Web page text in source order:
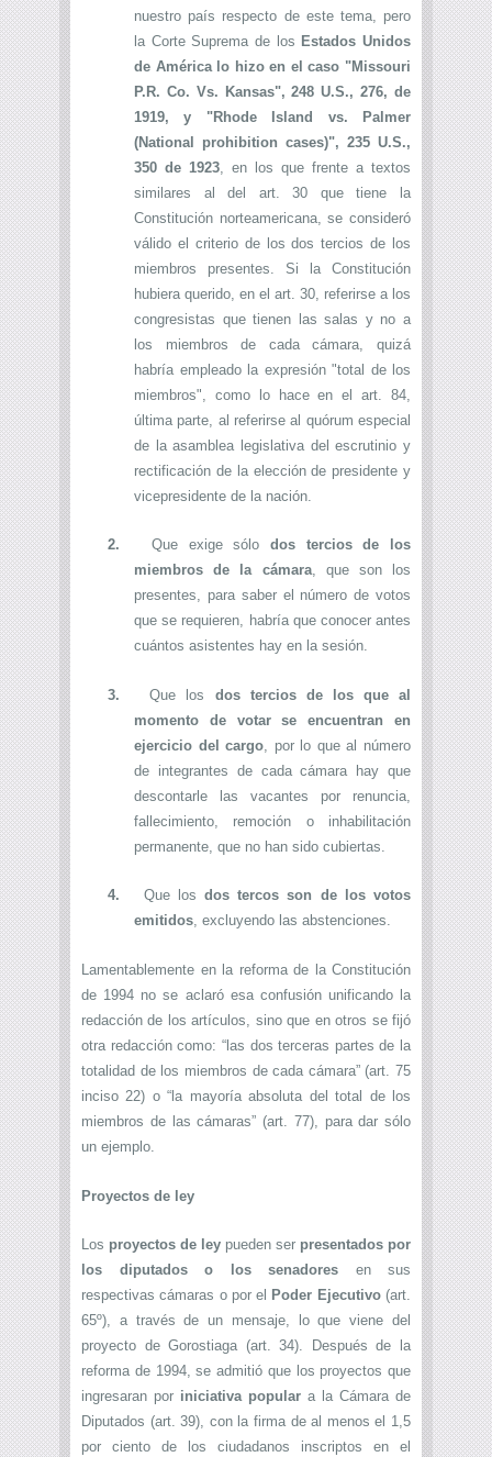
nuestro país respecto de este tema, pero
la Corte Suprema de los Estados Unidos
de América lo hizo en el caso "Missouri
P.R. Co. Vs. Kansas", 248 U.S., 276, de
1919, y "Rhode Island vs. Palmer
(National prohibition cases)", 235 U.S.,
350 de 1923 , en los que frente a textos
similares al del art. 30 que tiene la
Constitución norteamericana, se consideró
válido el criterio de los dos tercios de los
miembros presentes. Si la Constitución
hubiera querido, en el art. 30, referirse a los
congresistas que tienen las salas y no a
los miembros de cada cámara, quizá
habría empleado la expresión "total de los
miembros", como lo hace en el art. 84,
última parte, al referirse al quórum especial
de la asamblea legislativa del escrutinio y
rectificación de la elección de presidente y
vicepresidente de la nación.
2. Que exige sólo dos tercios de los
miembros de la cámara, que son los
presentes, para saber el número de votos
que se requieren, habría que conocer antes
cuántos asistentes hay en la sesión.
3. Que los dos tercios de los que al
momento de votar se encuentran en
ejercicio del cargo , por lo que al número
de integrantes de cada cámara hay que
descontarle las vacantes por renuncia,
fallecimiento, remoción o inhabilitación
permanente, que no han sido cubiertas.
4. Que losdos tercos son de los votos
emitidos, excluyendo las abstenciones.
Lamentablemente en la reforma de la Constitución
de 1994 no se aclaró esa confusión unificando la
redacción de los artículos, sino que en otros se fijó
otra redacción como: “las dos terceras partes de la
totalidad de los miembros de cada cámara” (art. 75
inciso 22) o “la mayoría absoluta del total de los
miembros de las cámaras” (art. 77), para dar sólo
un ejemplo.
Proyectos de ley
Los proyectos de ley pueden ser presentados por
los diputados o los senadores en sus
respectivas cámaras o por el Poder Ejecutivo(art.
65º), a través de un mensaje, lo que viene del
proyecto de Gorostiaga (art. 34). Después de la
reforma de 1994, se admitió que los proyectos que
ingresaran por iniciativa popular a la Cámara de
Diputados (art. 39), con la firma de al menos el 1,5
por ciento de los ciudadanos inscriptos en el